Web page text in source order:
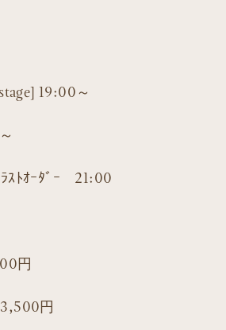
19:00～
ｽﾄｵｰﾀﾞｰ 21:00
円
円